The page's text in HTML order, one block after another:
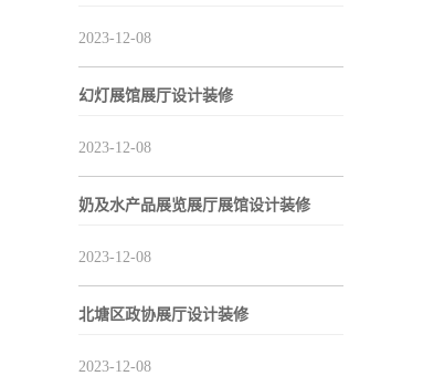
2023-12-08
幻灯展馆展厅设计装修
2023-12-08
奶及水产品展览展厅展馆设计装修
2023-12-08
北塘区政协展厅设计装修
2023-12-08